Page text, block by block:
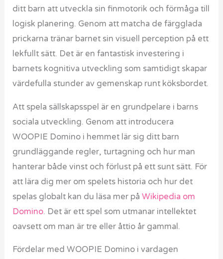
ditt barn att utveckla sin finmotorik och förmåga till
logisk planering. Genom att matcha de färgglada
prickarna tränar barnet sin visuell perception på ett
lekfullt sätt. Det är en fantastisk investering i
barnets kognitiva utveckling som samtidigt skapar
värdefulla stunder av gemenskap runt köksbordet.
Att spela sällskapsspel är en grundpelare i barns
sociala utveckling. Genom att introducera
WOOPIE Domino i hemmet lär sig ditt barn
grundläggande regler, turtagning och hur man
hanterar både vinst och förlust på ett sunt sätt. För
att lära dig mer om spelets historia och hur det
spelas globalt kan du läsa mer påWikipedia om
Domino. Det är ett spel som utmanar intellektet
oavsett om man är tre eller åttio år gammal.
Fördelar med WOOPIE Domino i vardagen